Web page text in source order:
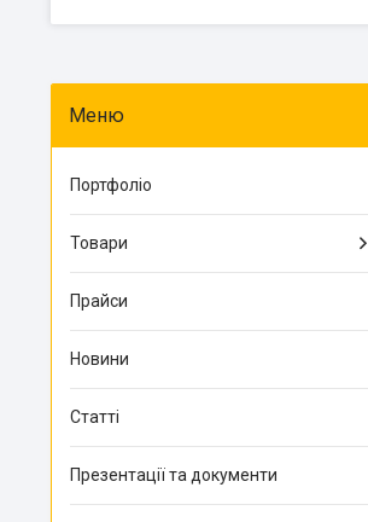
Портфоліо
Товари
Прайси
Новини
Статті
Презентації та документи